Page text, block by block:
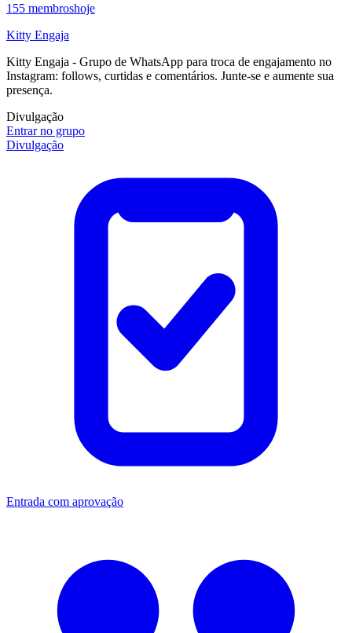
155 membroshoje
Kitty Engaja
Kitty Engaja - Grupo de WhatsApp para troca de engajamento no
Instagram: follows, curtidas e comentários. Junte-se e aumente sua
presença.
Divulgação
Entrar no grupo
Divulgação
Entrada com aprovação